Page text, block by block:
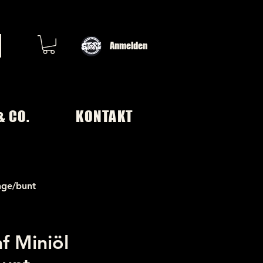
Anmelden
CO. KONTAKT
bunt
Miniöl